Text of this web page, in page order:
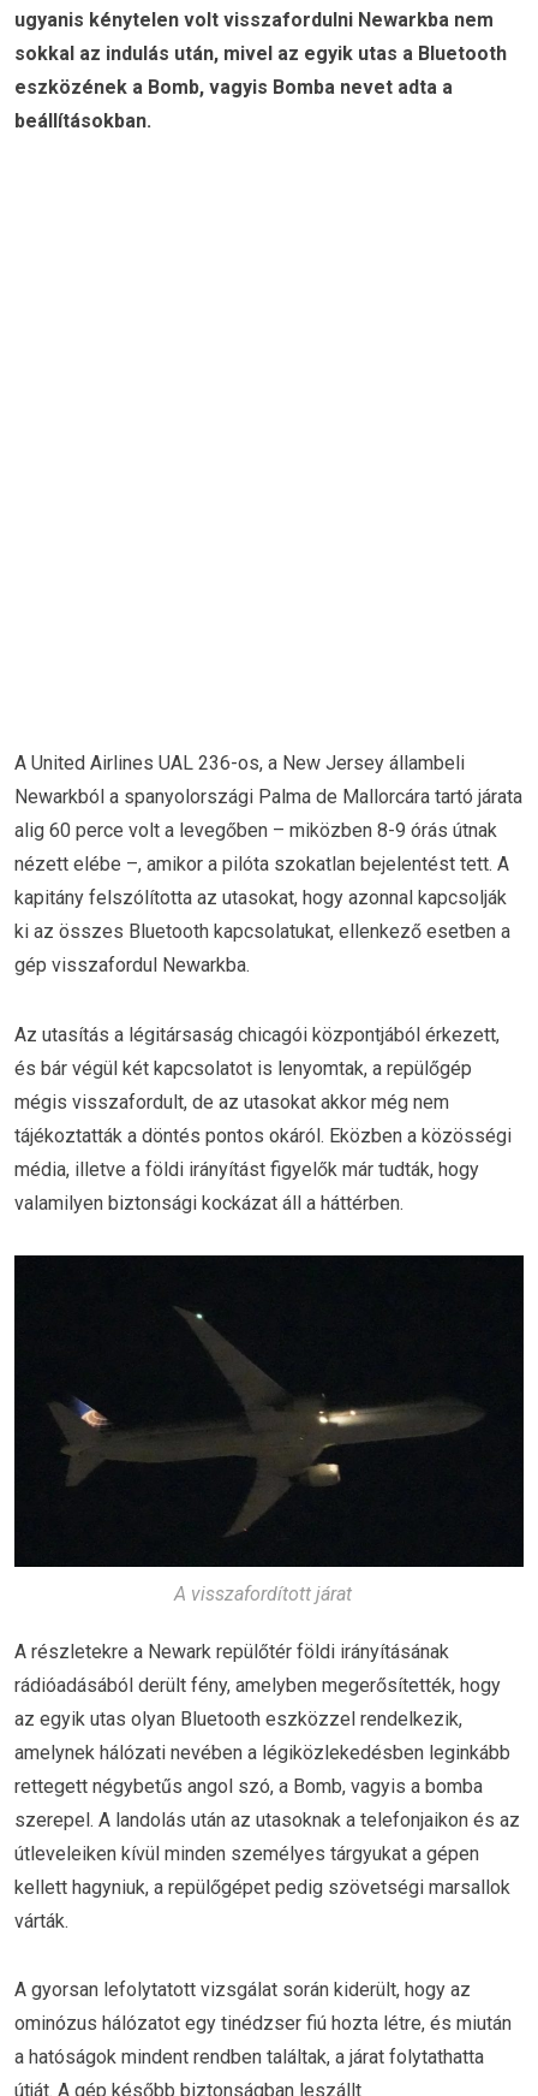
ugyanis kénytelen volt visszafordulni Newarkba nem
sokkal az indulás után, mivel az egyik utas a Bluetooth
eszközének a Bomb, vagyis Bomba nevet adta a
beállításokban.
A United Airlines UAL 236-os, a New Jersey állambeli
Newarkból a spanyolországi Palma de Mallorcára tartó járata
alig 60 perce volt a levegőben – miközben 8-9 órás útnak
nézett elébe –, amikor a pilóta szokatlan bejelentést tett. A
kapitány felszólította az utasokat, hogy azonnal kapcsolják
ki az összes Bluetooth kapcsolatukat, ellenkező esetben a
gép visszafordul Newarkba.
Az utasítás a légitársaság chicagói központjából érkezett,
és bár végül két kapcsolatot is lenyomtak, a repülőgép
mégis visszafordult, de az utasokat akkor még nem
tájékoztatták a döntés pontos okáról. Eközben a közösségi
média, illetve a földi irányítást figyelők már tudták, hogy
valamilyen biztonsági kockázat áll a háttérben.
A visszafordított járat
A részletekre a Newark repülőtér földi irányításának
rádióadásából derült fény, amelyben megerősítették, hogy
az egyik utas olyan Bluetooth eszközzel rendelkezik,
amelynek hálózati nevében a légiközlekedésben leginkább
rettegett négybetűs angol szó, a Bomb, vagyis a bomba
szerepel. A landolás után az utasoknak a telefonjaikon és az
útleveleiken kívül minden személyes tárgyukat a gépen
kellett hagyniuk, a repülőgépet pedig szövetségi marsallok
várták.
A gyorsan lefolytatott vizsgálat során kiderült, hogy az
ominózus hálózatot egy tinédzser fiú hozta létre, és miután
a hatóságok mindent rendben találtak, a járat folytathatta
útját. A gép később biztonságban leszállt